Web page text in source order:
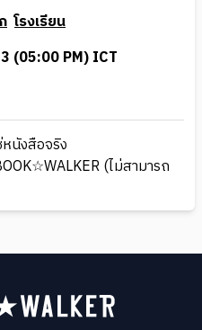
โรงเรียน
(05:00 PM) ICT
นังสือจริง
(ไม่สามารถ